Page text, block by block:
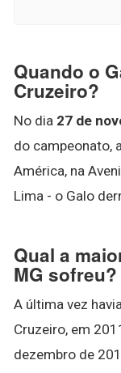
Quando o
Cruzeiro?
No dia 27 de
do campeonato,
América, na
Lima - o Galo
Qual a
MG sofreu?
A última vez
Cruzeiro, em
dezembro de